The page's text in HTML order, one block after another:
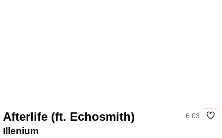
Afterlife (ft. Echosmith) 6:03
Illenium